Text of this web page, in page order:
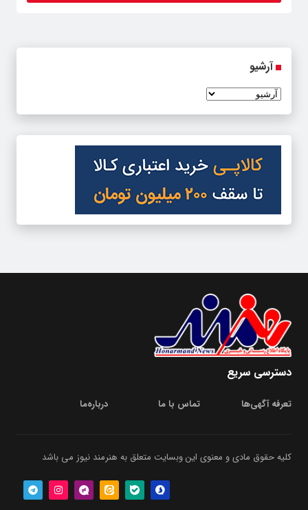
آرشیو
دسترسی سریع
تعرفه آگهی‌ها تماس با ما درباره‌‌ما
کلیه حقوق مادی و معنوی این وبسایت متعلق به هنرمند نیوز می باشد